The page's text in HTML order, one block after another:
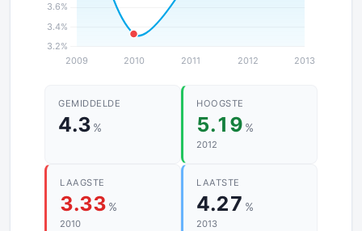
GEMIDDELDE
4.3 %
HOOGSTE
5.19 %
2012
LAAGSTE
3.33 %
2010
LAATSTE
4.27 %
2013